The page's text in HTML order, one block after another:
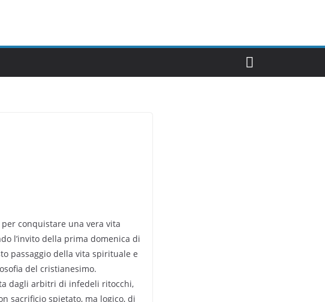
conquistare una vera vita
l’invito della prima domenica di
passaggio della vita spirituale e
del cristianesimo.
dagli arbitri di infedeli ritocchi,
sacrificio spietato, ma logico, di